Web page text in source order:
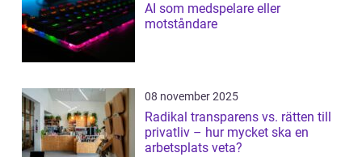
AI som medspelare eller
motståndare
08 november 2025
Radikal transparens vs. rätten till
privatliv – hur mycket ska en
arbetsplats veta?